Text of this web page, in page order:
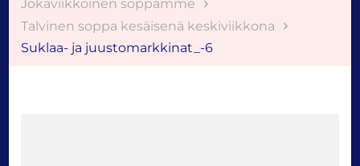
Talvinen soppa kesäisenä keskiviikkona
Suklaa- ja juustomarkkinat_-6